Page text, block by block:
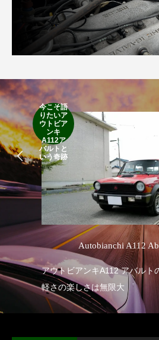
今こそ語
りたいア
ウトビア
ンキ
A112ア
バルトと
いう奇跡
Autobianchi A112
アウトビアンキA112 アバルト
軽さの楽しさは無限大